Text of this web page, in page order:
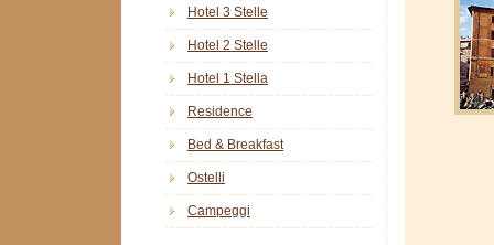
Hotel 3 Stelle
Hotel 2 Stelle
Hotel 1 Stella
Residence
Bed & Breakfast
Ostelli
Campeggi